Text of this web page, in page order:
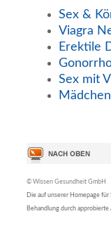
Sex &
Viagra
Erektile
Sex mit
© Wissen Gesundheit GmbH
Die auf unserer Homepage
Behandlung durch